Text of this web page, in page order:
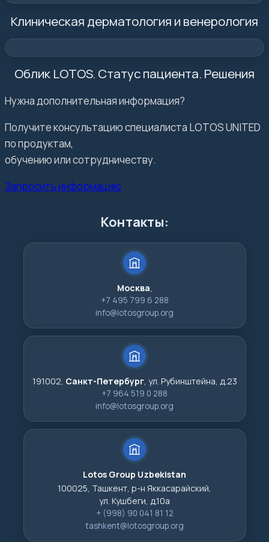
Клиническая дерматология и венерология
Облик LOTOS. Статус пациента. Решения
Нужна дополнительная информация?
Получите консультацию специалиста LOTOS UNITED
по продуктам,
обучению или сотрудничеству.
Запросить информацию
Контакты:
Москва,
+7 495 799 6 288
info@lotosgroup.org
191002, Санкт-Петербург, ул. Рубинштейна, д.23
+7 964 519 0 288
info@lotosgroup.org
Lotos Group Uzbekistan
100025, Ташкент, р-н Яккасарайский,
ул. Кушбеги, д.10а
+ (998) 90 041 81 12
tashkent@lotosgroup.org